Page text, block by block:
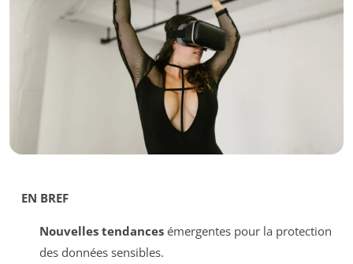
EN BREF
Nouvelles tendancesémergentes pour la protection
des données sensibles.